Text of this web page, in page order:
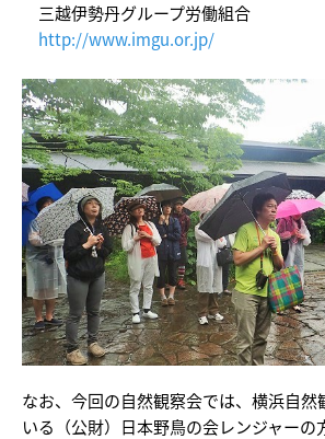
三越伊勢丹グループ労働組合
http://www.imgu.or.jp/
なお、今回の自然観察会では、横浜自然
いる（公財）日本野鳥の会レンジャーの